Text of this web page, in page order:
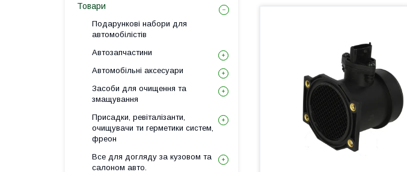
Товари
Подарункові набори для
автомобілістів
Автозапчастини
Автомобільні аксесуари
Засоби для очищення та
змащування
Присадки, ревіталізанти,
очищувачи ти герметики систем,
фреон
Все для догляду за кузовом та
салоном авто.